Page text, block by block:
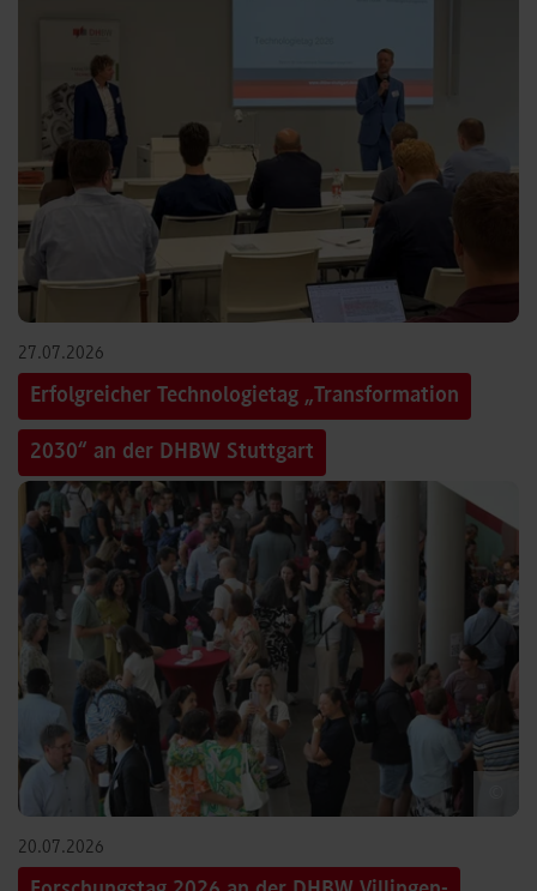
27.07.2026
Erfolgreicher Technologietag „Transformation
2030“ an der DHBW Stuttgart
20.07.2026